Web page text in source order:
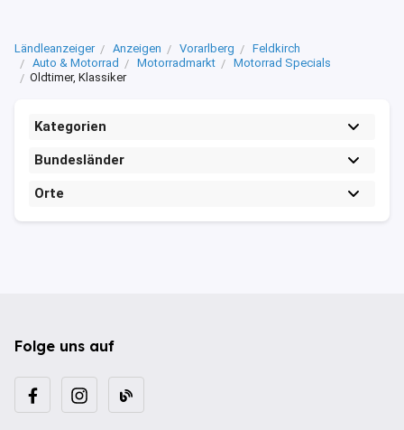
Ländleanzeiger Anzeigen Vorarlberg
Feldkirch
Auto & Motorrad
Motorradmarkt
Motorrad Specials
Oldtimer, Klassiker
Kategorien
Bundesländer
Orte
Folge uns auf